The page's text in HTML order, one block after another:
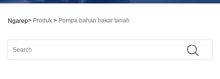
Ngarep> Produk > Pompa bahan bakar tanah